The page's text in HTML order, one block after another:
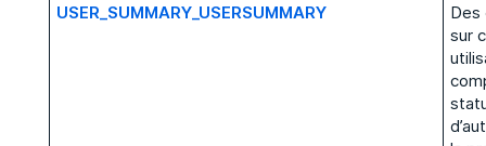
USER_SUMMARY_USERSUMMARY
Des
sur